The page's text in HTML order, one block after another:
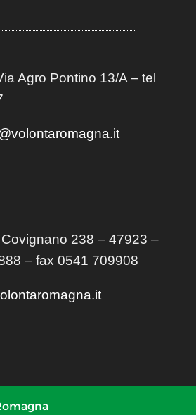
Agro Pontino 13/A– tel
238 – 47923 –
– fax 0541 709908